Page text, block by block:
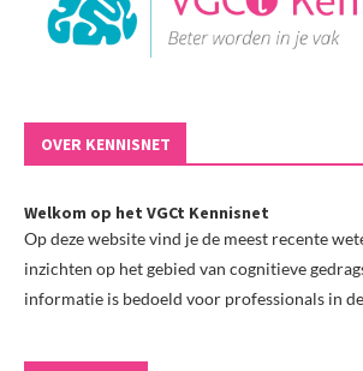
OVER KENNISNET
Welkom op het VGCt Kennisnet
Op deze website vind je de meest recente
inzichten op het gebied van cognitieve
informatie is bedoeld voor professionals in